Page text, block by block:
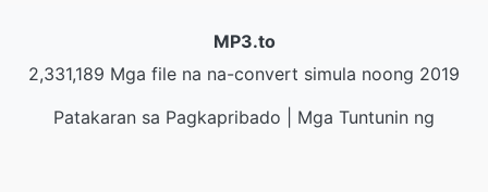
MP3.to
2,331,189 Mga file na na-convert simula noong 2019
Patakaran sa Pagkapribado
Mga Tuntunin ng